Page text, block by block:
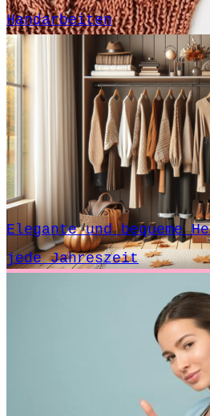
Handarbeiten
Elegante und bequeme
jede Jahreszeit